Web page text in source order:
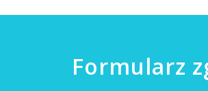
Formularz